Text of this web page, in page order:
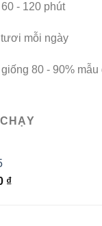
- 120 phút
mỗi ngày
80 - 90% mẫu
₫